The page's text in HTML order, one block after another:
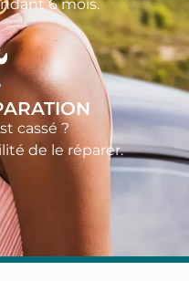
6 mois.
cassé ?
de le réparer.